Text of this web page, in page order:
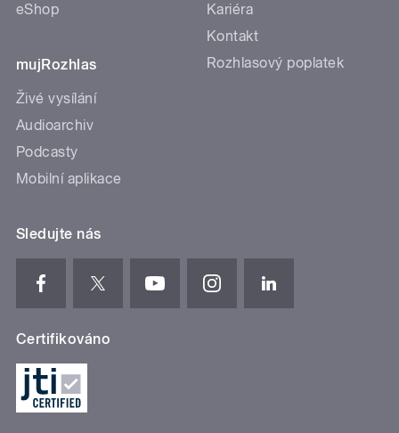
eShop
mujRozhlas
Živé vysílání
Audioarchiv
Podcasty
Mobilní aplikace
Kariéra
Kontakt
Rozhlasový poplatek
Sledujte nás
Certifikováno